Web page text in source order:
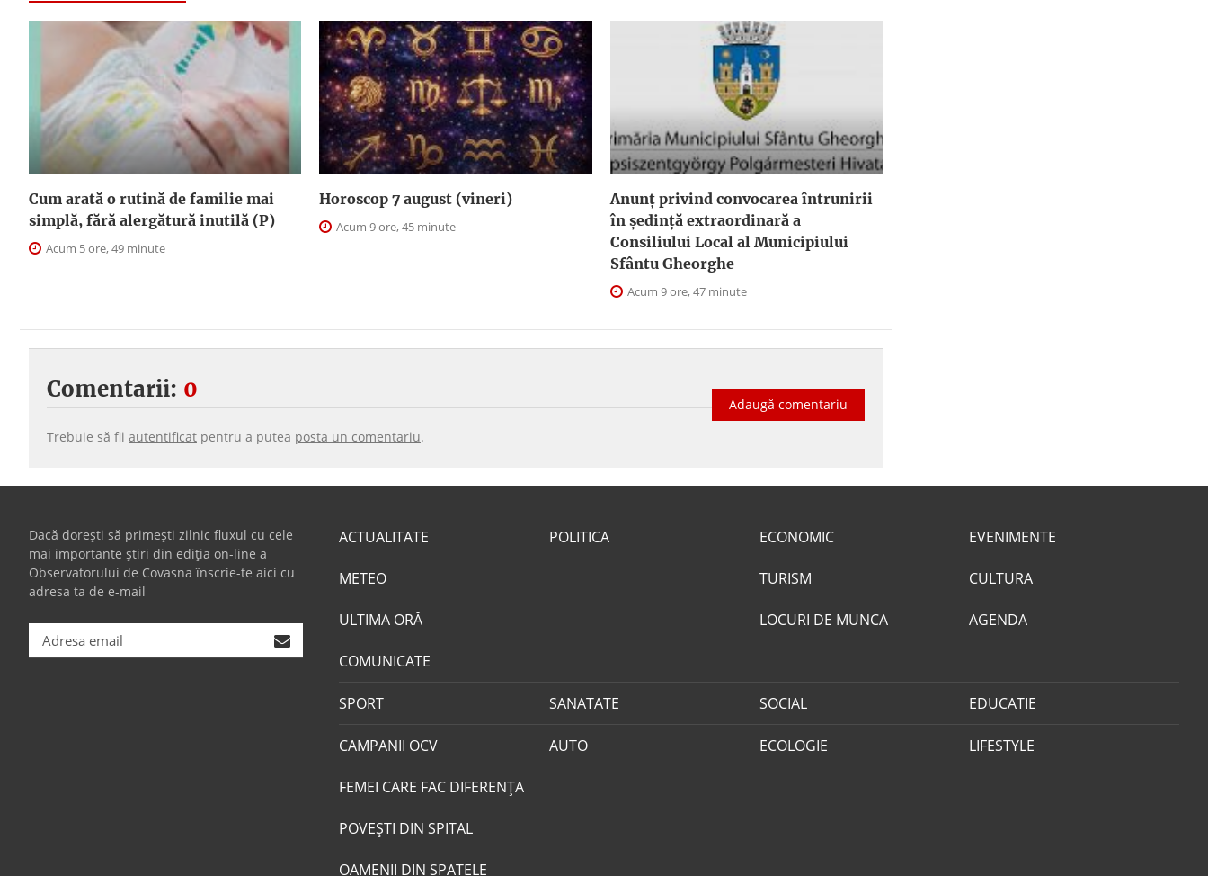
Cum arată o rutină de familie mai
simplă, fără alergătură inutilă (P)
Acum 5 ore, 49 minute
Horoscop 7 august (vineri)
Acum 9 ore, 45 minute
Anunţ privind convocarea întrunirii
în şedinţă extraordinară a
Consiliului Local al Municipiului
Sfântu Gheorghe
Acum 9 ore, 47 minute
Comentarii: 0
Adaugă comentariu
Trebuie să fii autentificat pentru a putea posta un comentariu.
Dacă dorești să primești zilnic fluxul cu cele
mai importante știri din ediția on-line a
Observatorului de Covasna înscrie-te aici cu
adresa ta de e-mail
ACTUALITATE
METEO
ULTIMA ORĂ
COMUNICATE
POLITICA ECONOMIC
TURISM
LOCURI DE MUNCA
EVENIMENTE
CULTURA
AGENDA
SPORT SANATATE SOCIAL EDUCATIE
CAMPANII OCV
FEMEI CARE FAC DIFERENȚA
POVEŞTI DIN SPITAL
OAMENII DIN SPATELE
AUTO ECOLOGIE LIFESTYLE